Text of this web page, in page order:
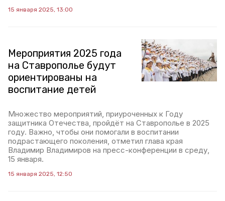
15 января 2025, 13:00
Мероприятия 2025 года
на Ставрополье будут
ориентированы на
воспитание детей
Множество мероприятий, приуроченных к Году
защитника Отечества, пройдёт на Ставрополье в 2025
году. Важно, чтобы они помогали в воспитании
подрастающего поколения, отметил глава края
Владимир Владимиров на пресс-конференции в среду,
15 января.
15 января 2025, 12:50